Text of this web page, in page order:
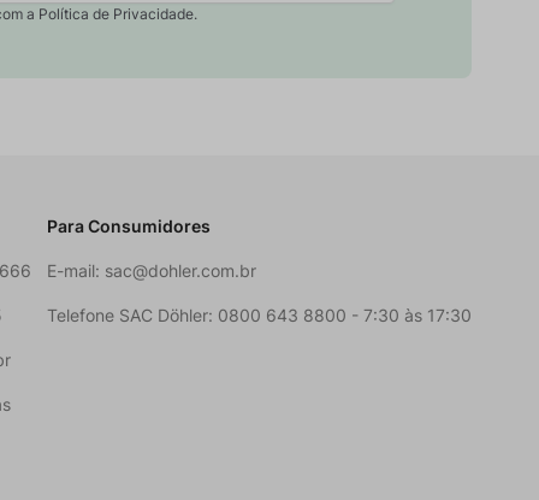
a Política de Privacidade.
Para Consumidores
E-mail: sac@dohler.com.br
Telefone SAC Döhler: 0800 643 8800 - 7:30 às 17:30